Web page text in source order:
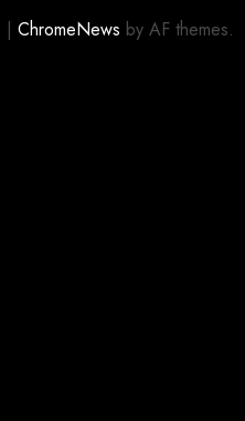
| ChromeNews by AF themes.